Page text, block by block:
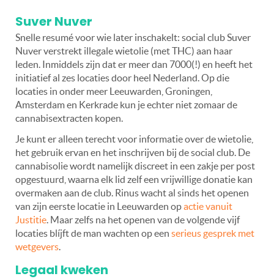
Suver Nuver
Snelle resumé voor wie later inschakelt: social club Suver
Nuver verstrekt illegale wietolie (met THC) aan haar
leden. Inmiddels zijn dat er meer dan 7000(!) en heeft het
initiatief al zes locaties door heel Nederland. Op die
locaties in onder meer Leeuwarden, Groningen,
Amsterdam en Kerkrade kun je echter niet zomaar de
cannabisextracten kopen.
Je kunt er alleen terecht voor informatie over de wietolie,
het gebruik ervan en het inschrijven bij de social club. De
cannabisolie wordt namelijk discreet in een zakje per post
opgestuurd, waarna elk lid zelf een vrijwillige donatie kan
overmaken aan de club. Rinus wacht al sinds het openen
van zijn eerste locatie in Leeuwarden opactie vanuit
Justitie. Maar zelfs na het openen van de volgende vijf
locaties blíjft de man wachten op een serieus gesprek met
wetgevers.
Legaal kweken